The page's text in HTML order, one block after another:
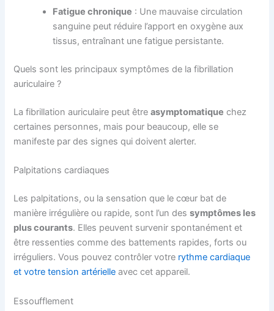
Fatigue chronique : Une mauvaise circulation
sanguine peut réduire l’apport en oxygène aux
tissus, entraînant une fatigue persistante.
Quels sont les principaux symptômes de la fibrillation
auriculaire ?
La fibrillation auriculaire peut êtreasymptomatique chez
certaines personnes, mais pour beaucoup, elle se
manifeste par des signes qui doivent alerter.
Palpitations cardiaques
Les palpitations, ou la sensation que le cœur bat de
manière irrégulière ou rapide, sont l’un dessymptômes les
plus courants. Elles peuvent survenir spontanément et
être ressenties comme des battements rapides, forts ou
irréguliers. Vous pouvez contrôler votre rythme cardiaque
et votre tension artérielle avec cet appareil.
Essoufflement